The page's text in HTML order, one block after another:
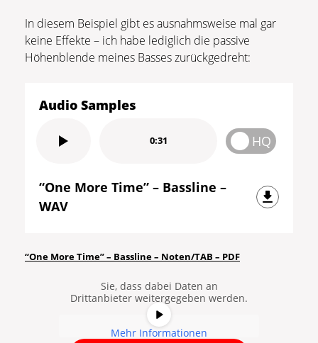
In diesem Beispiel gibt es ausnahmsweise mal gar
keine Effekte – ich habe lediglich die passive
Höhenblende meines Basses zurückgedreht:
Audio Samples
0:31 HQ
“One More Time” – Bassline –
WAV
“One More Time” – Bassline – Noten/TAB – PDF
auf den eigentlichen Inhalt
zuzugreifen, klicken Sie auf die
Sie, dass dabei Daten an
Drittanbieter weitergegeben werden.
Mehr Informationen